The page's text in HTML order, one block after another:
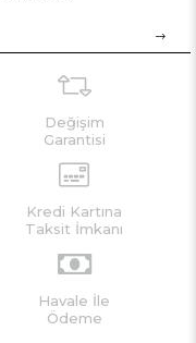
Değişim
Garantisi
Kredi Kartına
Taksit İmkanı
Havale İle
Ödeme